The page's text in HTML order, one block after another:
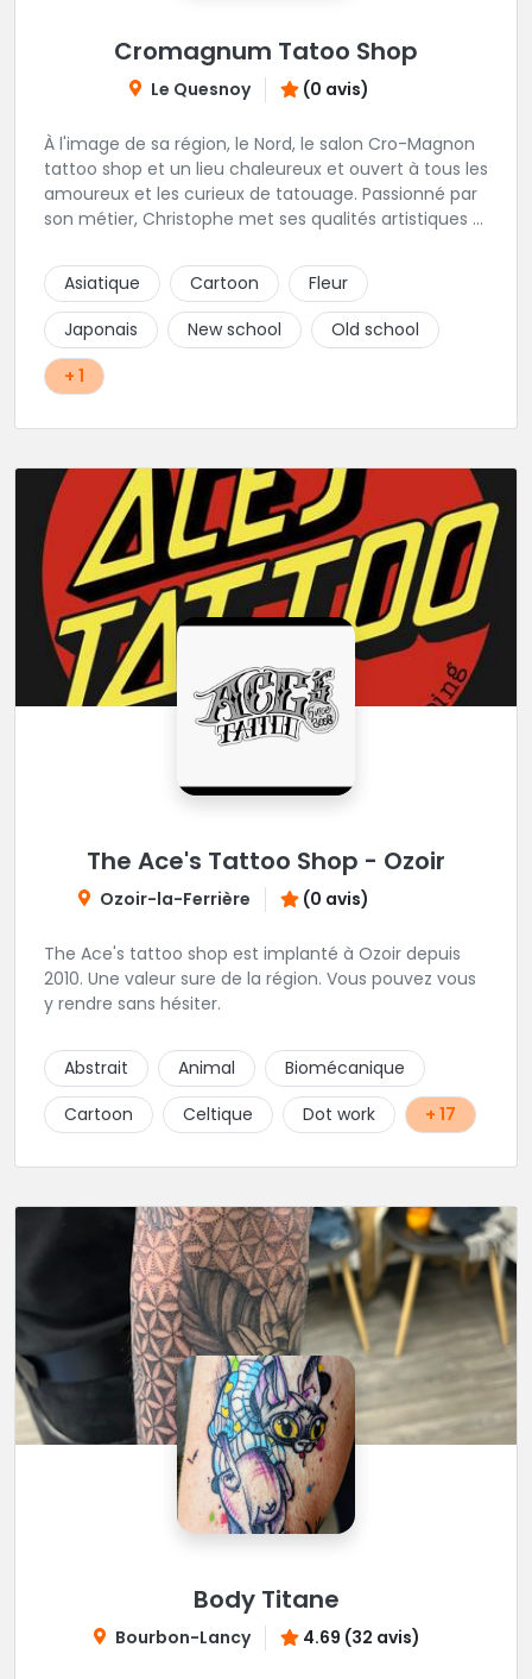
Cromagnum Tatoo Shop
Le Quesnoy (0 avis)
À l'image de sa région, le Nord, le salon Cro-Magnon
tattoo shop et un lieu chaleureux et ouvert à tous les
amoureux et les curieux de tatouage. Passionné par
son métier, Christophe met ses qualités artistiques à
Asiatique
Cartoon
Fleur
Japonais
New school
Old school
+ 1
The Ace's Tattoo Shop - Ozoir
Ozoir-la-Ferrière (0 avis)
The Ace's tattoo shop est implanté à Ozoir depuis
2010. Une valeur sure de la région. Vous pouvez vous
y rendre sans hésiter.
Abstrait Animal
Biomécanique
Cartoon
Celtique Dot work + 17
Body Titane
Bourbon-Lancy 4.69 (32 avis)